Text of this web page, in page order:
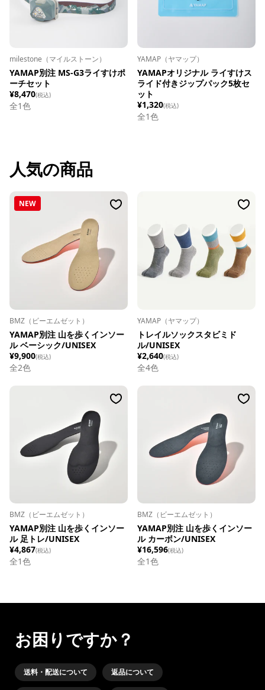
milestone（マイルストーン）
YAMAP別注 MS-G3ライすけポ
ーチセット
¥8,470(税込)
全1色
YAMAP（ヤマップ）
YAMAPオリジナル ライすけス
ライド付きジップパック5枚セ
ット
¥1,320(税込)
全1色
人気の商品
NEW
BMZ（ビーエムゼット）
YAMAP別注 山を歩くインソー
ル ベーシック/UNISEX
¥9,900(税込)
全2色
YAMAP（ヤマップ）
トレイルソックスタビミド
ル/UNISEX
¥2,640(税込)
全4色
BMZ（ビーエムゼット）
YAMAP別注 山を歩くインソー
ル 足トレ/UNISEX
¥4,867(税込)
全1色
BMZ（ビーエムゼット）
YAMAP別注 山を歩くインソー
ル カーボン/UNISEX
¥16,596(税込)
全1色
お困りですか？
送料・配送について 返品について